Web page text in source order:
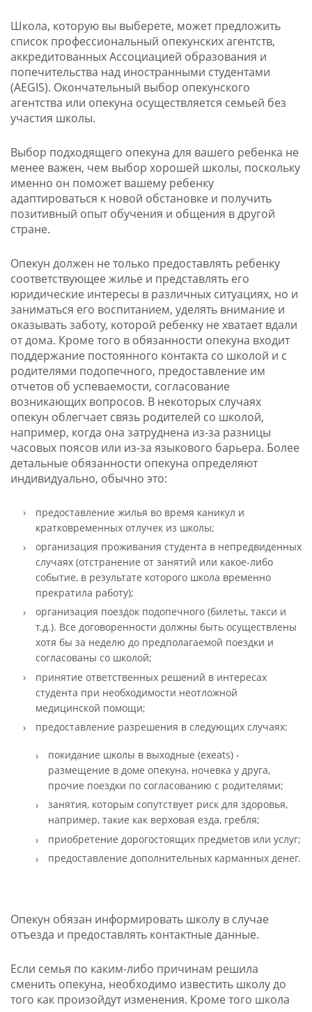
Школа, которую вы выберете, может предложить
список профессиональный опекунских агентств,
аккредитованных Ассоциацией образования и
попечительства над иностранными студентами
(AEGIS). Окончательный выбор опекунского
агентства или опекуна осуществляется семьей без
участия школы.
Выбор подходящего опекуна для вашего ребенка не
менее важен, чем выбор хорошей школы, поскольку
именно он поможет вашему ребенку
адаптироваться к новой обстановке и получить
позитивный опыт обучения и общения в другой
стране.
Опекун должен не только предоставлять ребенку
соответствующее жилье и представлять его
юридические интересы в различных ситуациях, но и
заниматься его воспитанием, уделять внимание и
оказывать заботу, которой ребенку не хватает вдали
от дома. Кроме того в обязанности опекуна входит
поддержание постоянного контакта со школой и с
родителями подопечного, предоставление им
отчетов об успеваемости, согласование
возникающих вопросов. В некоторых случаях
опекун облегчает связь родителей со школой,
например, когда она затруднена из-за разницы
часовых поясов или из-за языкового барьера. Более
детальные обязанности опекуна определяют
индивидуально, обычно это:
предоставление жилья во время каникул и
кратковременных отлучек из школы;
организация проживания студента в непредвиденных
случаях (отстранение от занятий или какое-либо
событие, в результате которого школа временно
прекратила работу);
организация поездок подопечного (билеты, такси и
т.д.). Все договоренности должны быть осуществлены
хотя бы за неделю до предполагаемой поездки и
согласованы со школой;
принятие ответственных решений в интересах
студента при необходимости неотложной
медицинской помощи;
предоставление разрешения в следующих случаях:
покидание школы в выходные (exeats) -
размещение в доме опекуна, ночевка у друга,
прочие поездки по согласованию с родителями;
занятия, которым сопутствует риск для здоровья,
например, такие как верховая езда, гребля;
приобретение дорогостоящих предметов или услуг;
предоставление дополнительных карманных денег.
Опекун обязан информировать школу в случае
отъезда и предоставлять контактные данные.
Если семья по каким-либо причинам решила
сменить опекуна, необходимо известить школу до
того как произойдут изменения. Кроме того школа